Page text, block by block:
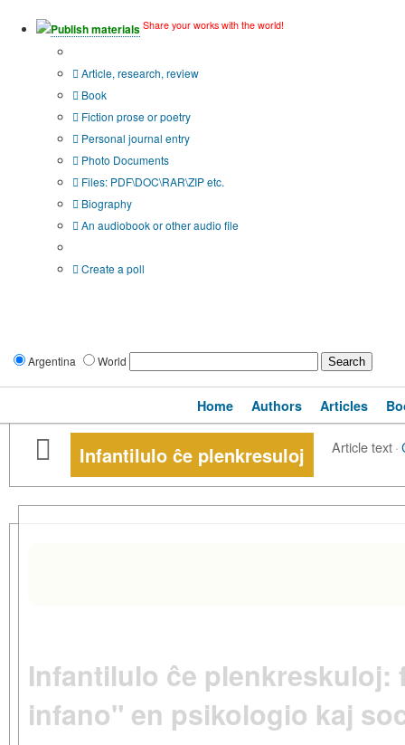
Publish materials Share your works with the world!
Article, research, review
Book
Fiction prose or poetry
Personal journal entry
Photo Documents
Files: PDF\DOC\RAR\ZIP etc.
Biography
An audiobook or other audio file
Create a poll
Argentina World
Home Authors Articles
Infantilulo ĉe plenkresuloj Article text·
Infantilulo ĉe plenkreskuloj:
infano" en psikologio kaj